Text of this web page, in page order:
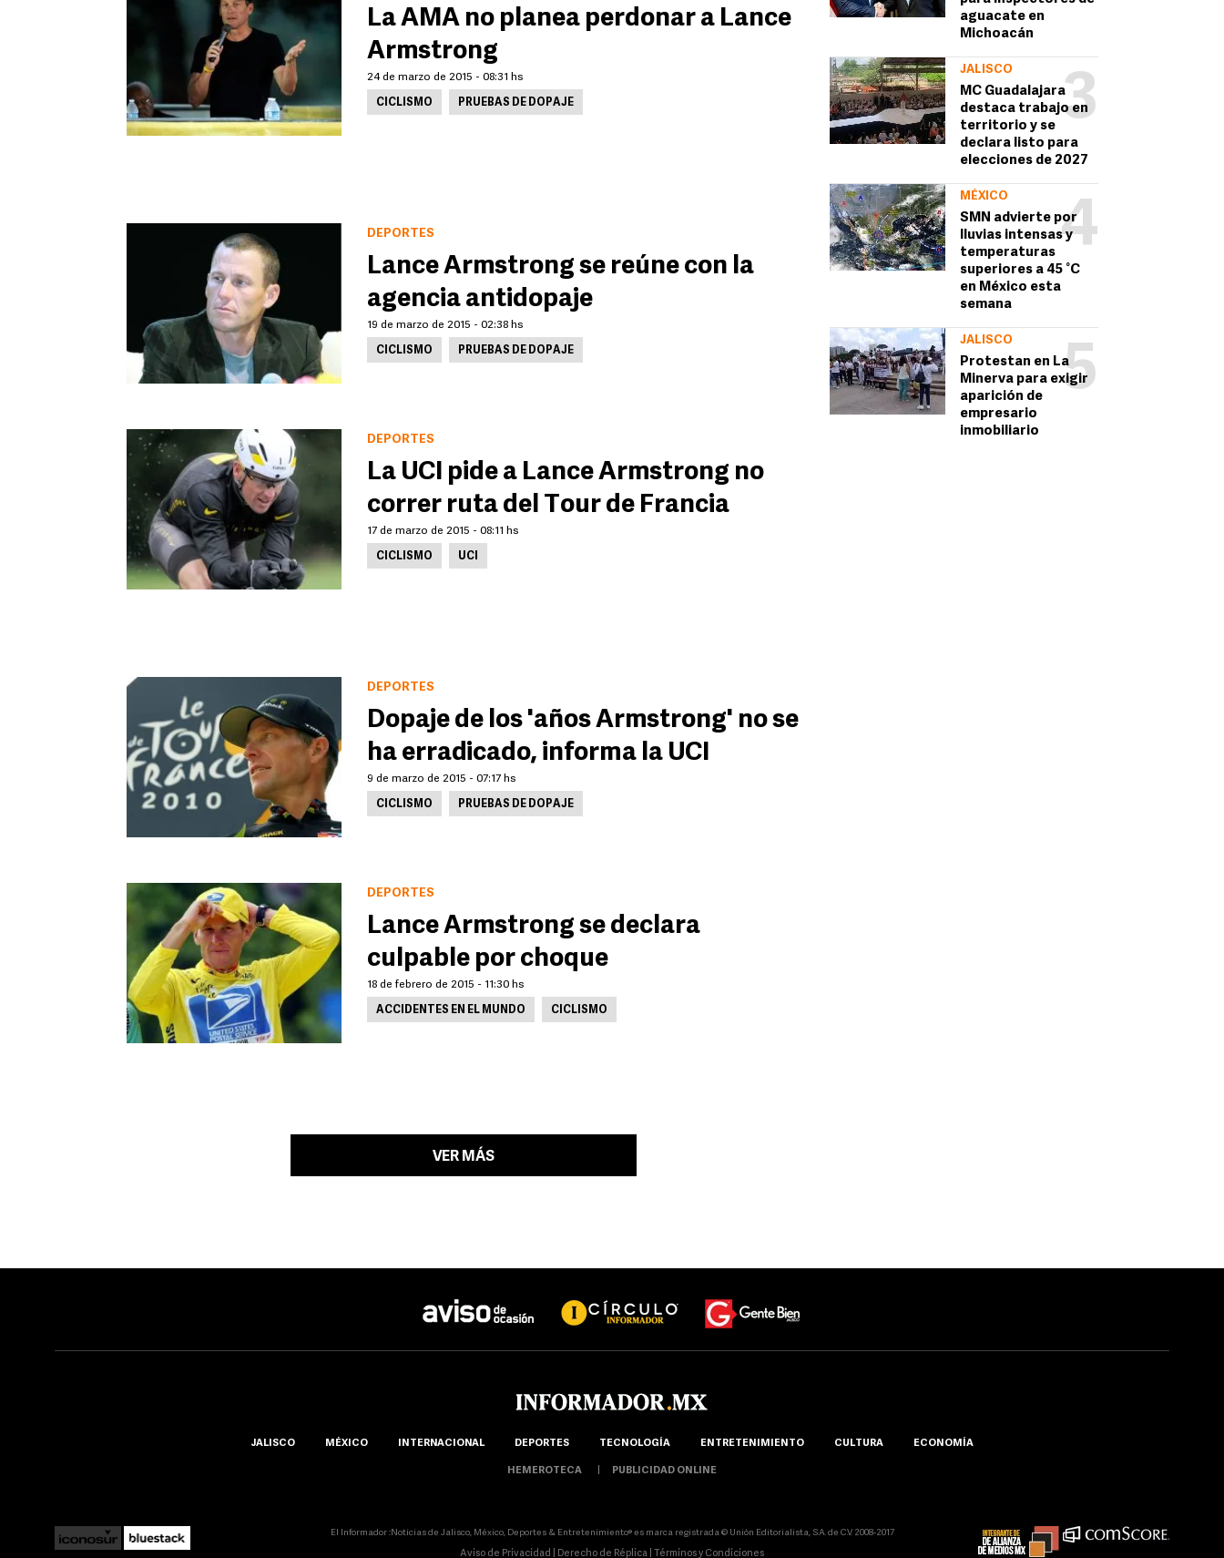
aguacate en
Michoacán
3
JALISCO
MC Guadalajara
destaca trabajo en
territorio y se
declara listo para
elecciones de 2027
4
MÉXICO
SMN advierte por
lluvias intensas y
temperaturas
superiores a 45 °C
en México esta
semana
5
JALISCO
Protestan en La
Minerva para exigir
aparición de
empresario
inmobiliario
La AMA no planea perdonar a Lance
Armstrong
24 de marzo de 2015 - 08:31 hs
CICLISMO PRUEBAS DE DOPAJE
DEPORTES
Lance Armstrong se reúne con la
agencia antidopaje
19 de marzo de 2015 - 02:38 hs
CICLISMO PRUEBAS DE DOPAJE
DEPORTES
La UCI pide a Lance Armstrong no
correr ruta del Tour de Francia
17 de marzo de 2015 - 08:11 hs
CICLISMO UCI
DEPORTES
Dopaje de los 'años Armstrong' no se
ha erradicado, informa la UCI
9 de marzo de 2015 - 07:17 hs
CICLISMO PRUEBAS DE DOPAJE
DEPORTES
Lance Armstrong se declara
culpable por choque
18 de febrero de 2015 - 11:30 hs
ACCIDENTES EN EL MUNDO CICLISMO
VER MÁS
JALISCO MÉXICO INTERNACIONAL DEPORTES TECNOLOGÍA ENTRETENIMIENTO CULTURA ECONOMÍA
HEMEROTECA PUBLICIDAD ONLINE
El Informador ::Noticias de Jalisco, México, Deportes & Entretenimiento® es marca registrada © Unión Editorialista, S.A. de C.V. 2008-2017
Aviso de Privacidad Derecho de Réplica Términos y Condiciones